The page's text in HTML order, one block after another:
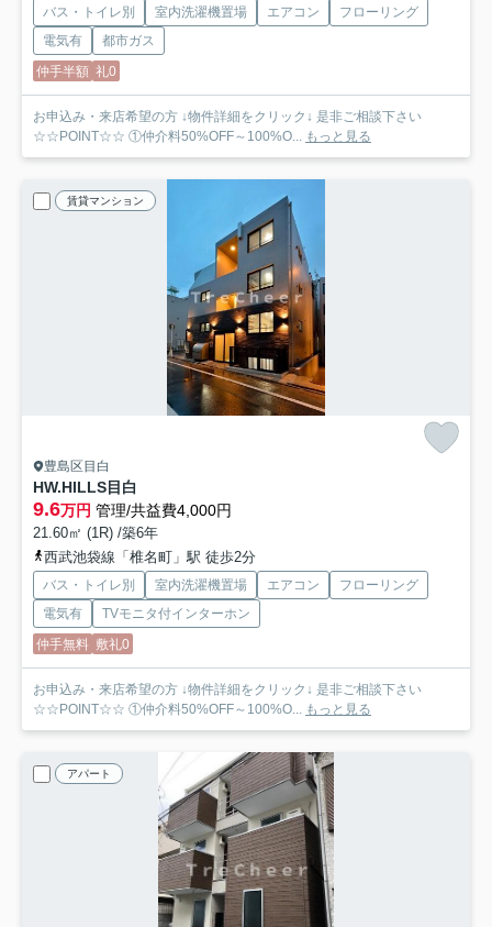
バス・トイレ別 室内洗濯機置場 エアコン
フローリング
電気有
都市ガス
仲手半額 礼0
お申込み・来店希望の方 ↓物件詳細をクリック↓ 是非ご相談下さい
☆☆POINT☆☆ ①仲介料50%OFF～100%O...
もっと見る
賃貸マンション
豊島区目白
HW.HILLS目白
9.6万円 管理/共益費4,000円
21.60㎡ (1R) /築6年
西武池袋線「椎名町」駅 徒歩2分
バス・トイレ別 室内洗濯機置場 エアコン
フローリング
電気有
TVモニタ付インターホン
仲手無料 敷礼0
お申込み・来店希望の方 ↓物件詳細をクリック↓ 是非ご相談下さい
☆☆POINT☆☆ ①仲介料50%OFF～100%O...
もっと見る
アパート